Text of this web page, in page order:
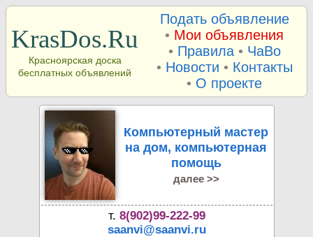
KrasDos.Ru
Красноярская доска
бесплатных объявлений
Подать объявление
• Мои объявления
• Правила• ЧаВо
• Новости • Контакты
• О проекте
Компьютерный мастер
на дом, компьютерная
помощь
далее >>
т. 8(902)99-222-99
saanvi@saanvi.ru